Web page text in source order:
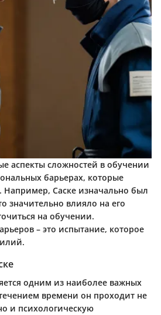
аспекты сложностей в обучении
барьерах, которые
Саске изначально был
значительно влияло на его
на обучении.
– это испытание, которое
одним из наиболее важных
времени он проходит не
и психологическую